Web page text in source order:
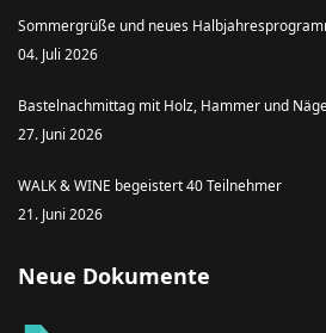
Sommergrüße und neues
04. Juli 2026
Bastelnachmittag mit Holz, Hammer und
27. Juni 2026
WALK & WINE begeistert 40 Teilnehmer
21. Juni 2026
Neue Dokumente